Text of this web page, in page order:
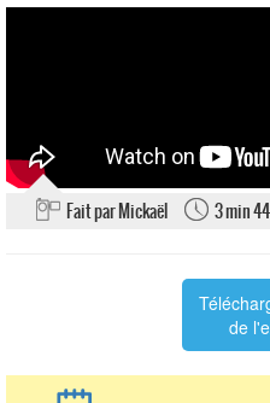
Fait par Mickaël 3 min
de